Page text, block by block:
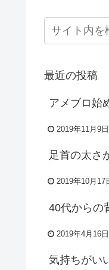
最近の投稿
アメブロ始
2019年11月9日
足首の太さ
2019年10月17
40代からの
2019年4月16日
気持ちがい